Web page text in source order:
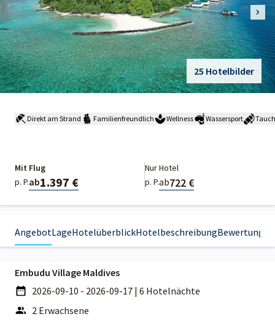
25 Hotelbilder
Direkt am Strand Familienfreundlich Wellness Wassersport
Mit Flug
p. P.ab1.397 €
Nur Hotel
p. P.ab722 €
AngebotLageHotelüberblickHotelbeschreibungBewertungen
Embudu Village Maldives
2026-09-10 - 2026-09-17 | 6 Hotelnächte
2 Erwachsene